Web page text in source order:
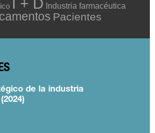
Industria farmacéutica
Pacientes
de la industria